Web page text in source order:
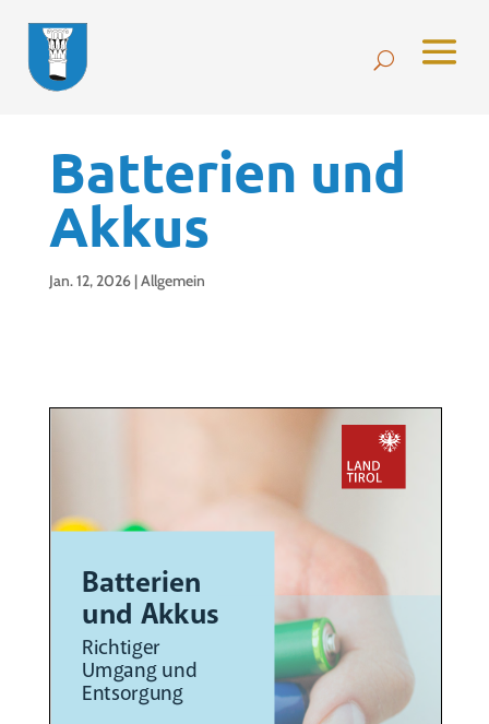
Batterien und
Akkus
Jan. 12, 2026|Allgemein